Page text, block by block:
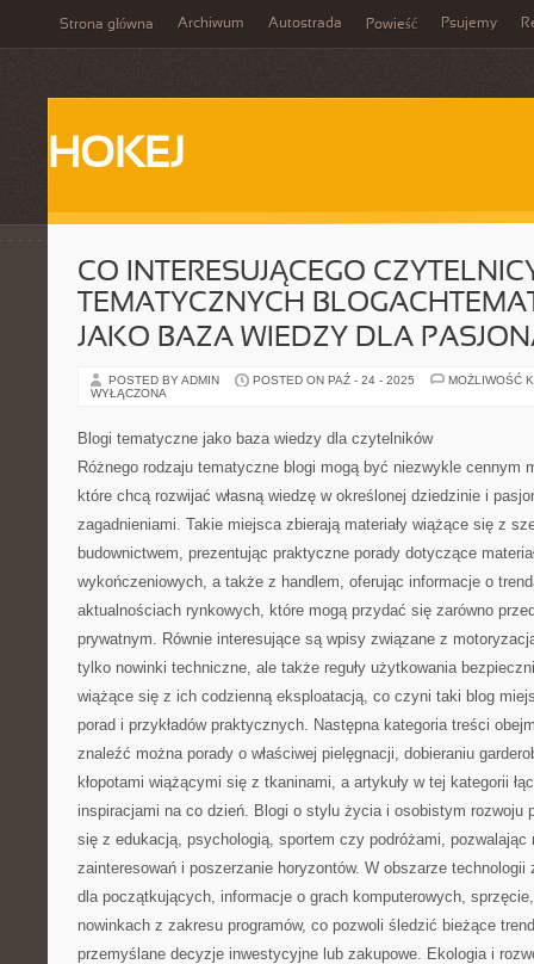
Strona główna Archiwum Autostrada Powieść Psujemy
HOKEJ
CO INTERESUJĄCEGO
TEMATYCZNYCH
JAKO BAZA WIEDZY DLA
POSTED BY ADMIN POSTED ON PAŹ - 24 - 2025
MOŻLIWOŚĆ
WYŁĄCZONA
Blogi tematyczne jako baza wiedzy dla czytelników
Różnego rodzaju tematyczne blogi mogą być niezwykle cennym
które chcą rozwijać własną wiedzę w określonej dziedzinie i
zagadnieniami. Takie miejsca zbierają materiały wiążące się z
budownictwem, prezentując praktyczne porady dotyczące
wykończeniowych, a także z handlem, oferując informacje o
aktualnościach rynkowych, które mogą przydać się zarówno
prywatnym. Równie interesujące są wpisy związane z
tylko nowinki techniczne, ale także reguły użytkowania
wiążące się z ich codzienną eksploatacją, co czyni taki blog
porad i przykładów praktycznych. Następna kategoria treści
znaleźć można porady o właściwej pielęgnacji, dobieraniu
kłopotami wiążącymi się z tkaninami, a artykuły w tej kategorii
inspiracjami na co dzień. Blogi o stylu życia i osobistym rozwoju
się z edukacją, psychologią, sportem czy podróżami, pozwalając
zainteresowań i poszerzanie horyzontów. W obszarze technologii
dla początkujących, informacje o grach komputerowych,
nowinkach z zakresu programów, co pozwoli śledzić bieżące
przemyślane decyzje inwestycyjne lub zakupowe. Ekologia i